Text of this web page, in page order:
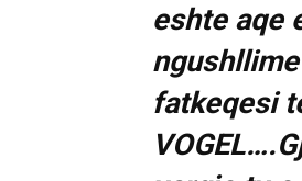
eshte aqe
fatkeqesi